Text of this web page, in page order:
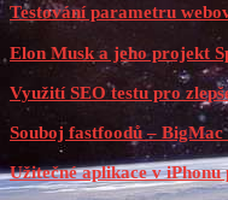
Testování parametru
Elon Musk a jeho projekt
Využití SEO testu pro
Souboj fastfoodů –
Užitečné aplikace v